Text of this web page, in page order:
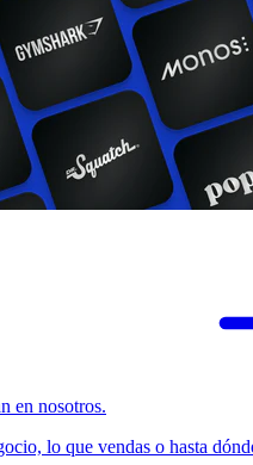
en nosotros.
lo que vendas o hasta